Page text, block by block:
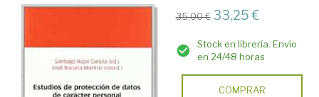
35,00 € 33,25 €
Stock en librería. Envío
en 24/48 horas
COMPRAR